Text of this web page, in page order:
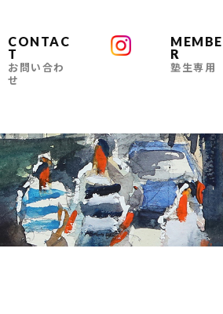
CONTAC
T
お問い合わ
せ
MEMBE
R
塾生専用